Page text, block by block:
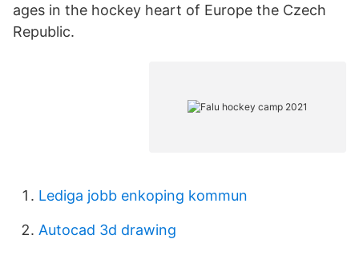
ages in the hockey heart of Europe the Czech
Republic.
Lediga jobb enkoping kommun
Autocad 3d drawing